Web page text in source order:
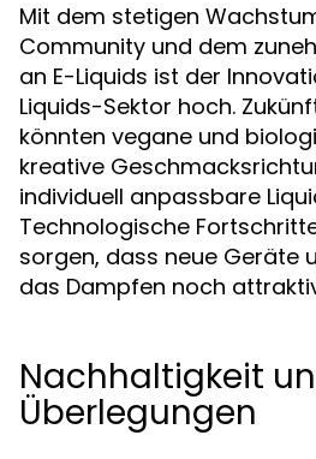
Mit dem stetigen
Community und dem
an E-Liquids ist der
Liquids-Sektor hoch.
könnten vegane und
kreative
individuell anpassbare
Technologische
sorgen, dass neue Geräte
das Dampfen noch
Nachhaltigkeit
Überlegungen